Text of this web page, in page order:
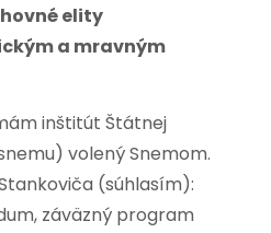
elity
a mravným
inštitút Štátnej
volený Snemom.
(súhlasím):
záväzný program